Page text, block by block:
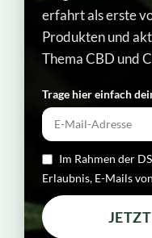
erfahrt als erste
Produkten und
Thema CBD und
Trage hier einfach
Im Rahmen der
Erlaubnis, E-Mails